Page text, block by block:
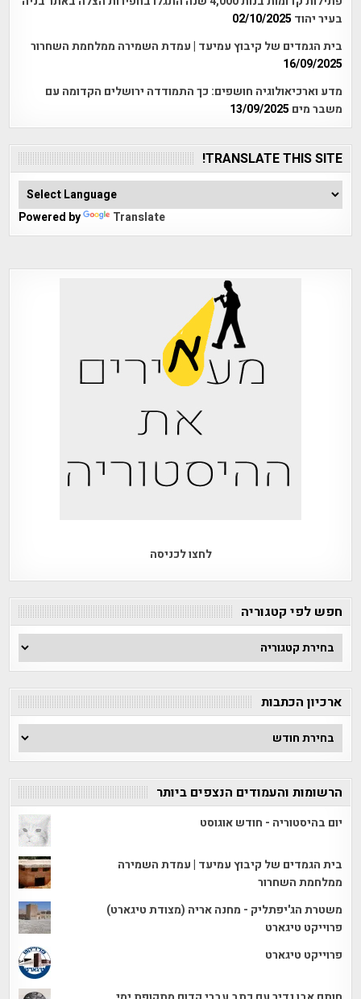
בעיר יהוד 02/10/2025
בית הגמדים של קיבוץ עמיעד | עמדת השמירה ממלחמת השחרור
16/09/2025
מדע וארכיאולוגיה חושפים: כך התמודדה ירושלים הקדומה עם
משבר מים 13/09/2025
TRANSLATE THIS SITE!
Powered by Translate
לחצו לכניסה
חפש לפי קטגוריה
חפש
לפי
ארכיון הכתבות
ארכיון
הכתבות
הרשומות והעמודים הנצפים ביותר
יום בהיסטוריה - חודש אוגוסט
בית הגמדים של קיבוץ עמיעד | עמדת השמירה
ממלחמת השחרור
משטרת הג'יפתליק - מחנה אריה (מצודת טיגארט)
פרוייקט טיגארט
פרוייקט טיגארט